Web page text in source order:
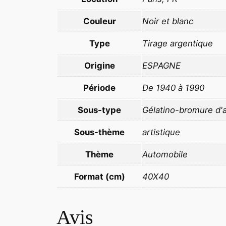
Couleur Noir et blanc
Type Tirage argentique
Origine ESPAGNE
Période De 1940 à 1990
Sous-type Gélatino-bromure
Sous-thème artistique
Thème Automobile
Format (cm) 40X40
Avis